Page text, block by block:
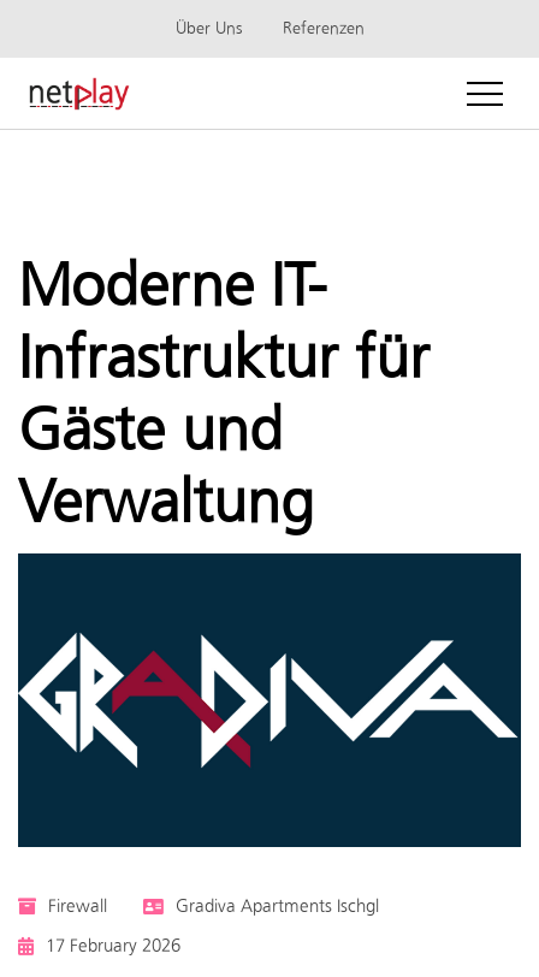
Über Uns Referenzen
Moderne IT-
Infrastruktur für
Gäste und
Verwaltung
Firewall
Gradiva Apartments Ischgl
17 February 2026